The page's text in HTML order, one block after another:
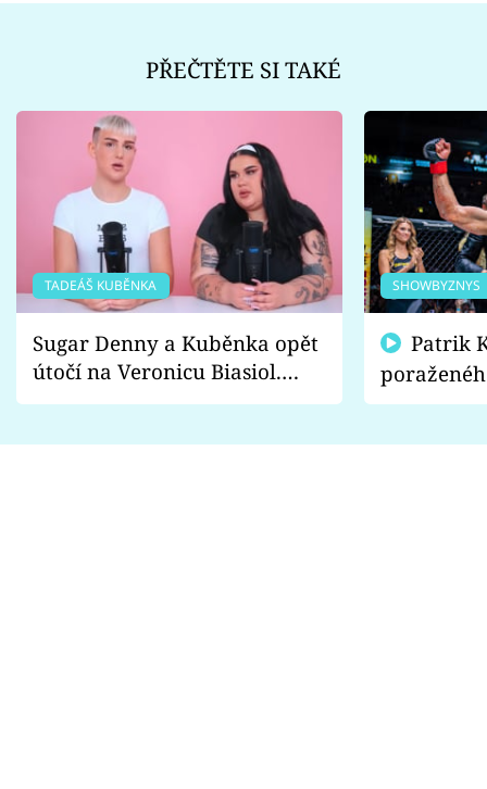
PŘEČTĚTE SI TAKÉ
TADEÁŠ KUBĚNKA
Sugar Denny a Kuběnka opět
útočí na Veronicu Biasiol.
Proč je podle nich falešná a
SHOWBYZNYS
fanoušci